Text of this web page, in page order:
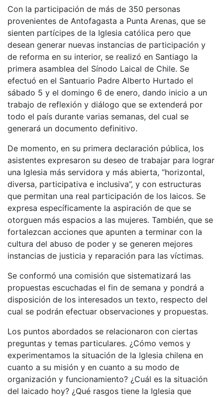
Con la participación de más de 350 personas
provenientes de Antofagasta a Punta Arenas, que se
sienten partícipes de la Iglesia católica pero que
desean generar nuevas instancias de participación y
de reforma en su interior, se realizó en Santiago la
primera asamblea del Sínodo Laical de Chile. Se
efectuó en el Santuario Padre Alberto Hurtado el
sábado 5 y el domingo 6 de enero, dando inicio a un
trabajo de reflexión y diálogo que se extenderá por
todo el país durante varias semanas, del cual se
generará un documento definitivo.
De momento, en su primera declaración pública, los
asistentes expresaron su deseo de trabajar para lograr
una Iglesia más servidora y más abierta, “horizontal,
diversa, participativa e inclusiva”, y con estructuras
que permitan una real participación de los laicos. Se
expresa específicamente la aspiración de que se
otorguen más espacios a las mujeres. También, que se
fortalezcan acciones que apunten a terminar con la
cultura del abuso de poder y se generen mejores
instancias de justicia y reparación para las víctimas.
Se conformó una comisión que sistematizará las
propuestas escuchadas el fin de semana y pondrá a
disposición de los interesados un texto, respecto del
cual se podrán efectuar observaciones y propuestas.
Los puntos abordados se relacionaron con ciertas
preguntas y temas particulares. ¿Cómo vemos y
experimentamos la situación de la Iglesia chilena en
cuanto a su misión y en cuanto a su modo de
organización y funcionamiento? ¿Cuál es la situación
del laicado hoy? ¿Qué rasgos tiene la Iglesia que